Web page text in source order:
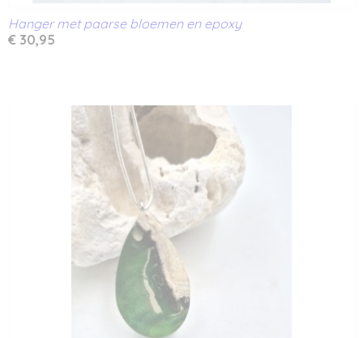
Hanger met paarse bloemen en epoxy
€ 30,95